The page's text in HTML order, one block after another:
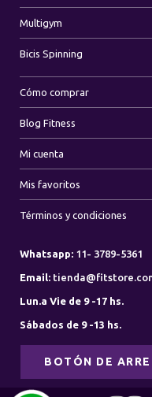
Multigym
Bicis Spinning
Cómo comprar
Blog Fitness
Mi cuenta
Mis favoritos
Términos y condiciones
Whatsapp: 11- 3789-5361
Email:
Lun.a Vie de 9 -17 hs.
Sábados de 9 -13 hs.
BOTÓN DE